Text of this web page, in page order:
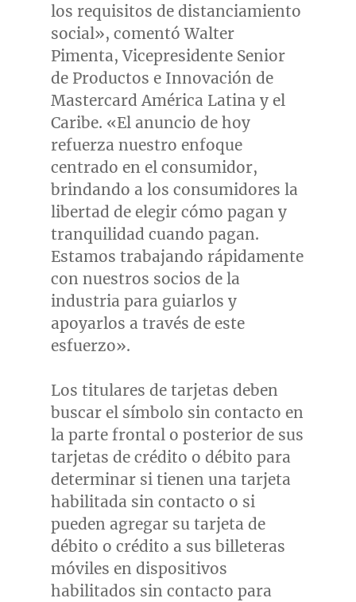
los requisitos de distanciamiento
social», comentóWalter
Pimenta, Vicepresidente Senior
de Productos e Innovación de
Mastercard América Latina y el
Caribe. «El anuncio de hoy
refuerza nuestro enfoque
centrado en el consumidor,
brindando a los consumidores la
libertad de elegir cómo pagan y
tranquilidad cuando pagan.
Estamos trabajando rápidamente
con nuestros socios de la
industria para guiarlos y
apoyarlos a través de este
esfuerzo».
Los titulares de tarjetas deben
buscar el símbolo sin contacto en
la parte frontal o posterior de sus
tarjetas de crédito o débito para
determinar si tienen una tarjeta
habilitada sin contacto o si
pueden agregar su tarjeta de
débito o crédito a sus billeteras
móviles en dispositivos
habilitados sin contacto para